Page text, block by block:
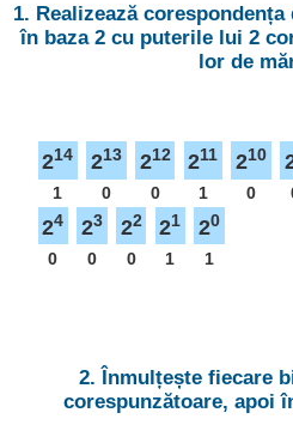
1. Realizează
în baza 2 cu puterile lui 2
lor de
214
1
213
0
212
0
211
1
210
0
24
0
23
0
22
0
21
1
20
1
2. Înmulțește fiecare
corespunzătoare, apoi